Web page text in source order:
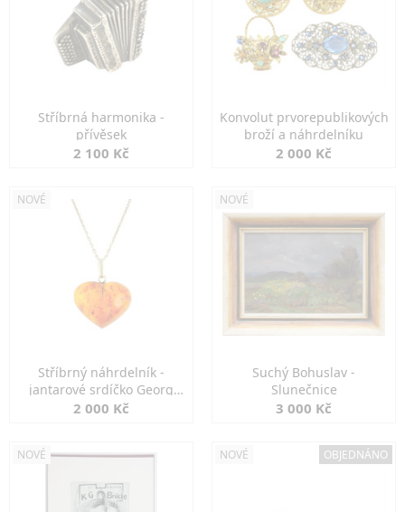
Stříbrná harmonika -
přívěsek
2 100 Kč
Konvolut prvorepublikových
broží a náhrdelníku
2 000 Kč
NOVÉ
Stříbrný náhrdelník -
jantarové srdíčko Georg
Kramer
2 000 Kč
NOVÉ
Suchý Bohuslav -
Slunečnice
3 000 Kč
NOVÉ NOVÉ OBJEDNÁNO